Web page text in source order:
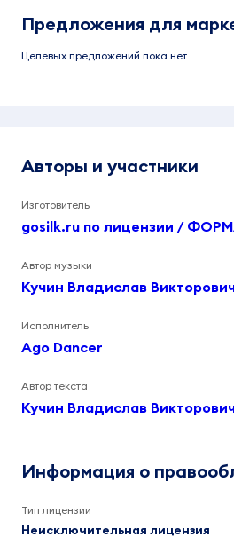
Предложения для
Целевых предложений пока нет
Авторы и участники
Изготовитель
gosilk.ru по лицензии /
Автор музыки
Кучин Владислав
Исполнитель
Ago Dancer
Автор текста
Кучин Владислав
Информация о
Тип лицензии
Неисключительная лицензия